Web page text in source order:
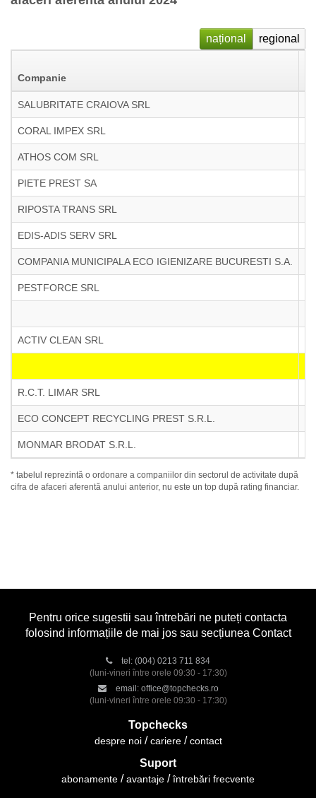
național regional
Companie
SALUBRITATE CRAIOVA SRL
CORAL IMPEX SRL
ATHOS COM SRL
PIETE PREST SA
RIPOSTA TRANS SRL
EDIS-ADIS SERV SRL
COMPANIA MUNICIPALA ECO IGIENIZARE BUCURESTI S.A.
PESTFORCE SRL
ACTIV CLEAN SRL
R.C.T. LIMAR SRL
ECO CONCEPT RECYCLING PREST S.R.L.
MONMAR BRODAT S.R.L.
* tabelul reprezintă o ordonare a companiilor din sectorul de activitate după
cifra de afaceri aferentă anului anterior, nu este un top după rating financiar.
Pentru orice sugestii sau întrebări ne puteți contacta
folosind informațiile de mai jos sau secțiunea Contact
tel: (004) 0213 711 834
(luni-vineri între orele 09:30 - 17:30)
email: office@topchecks.ro
(luni-vineri între orele 09:30 - 17:30)
Topchecks
despre noi cariere contact
Suport
abonamente avantaje întrebări frecvente